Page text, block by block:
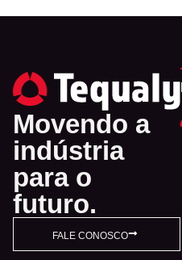
Movendo a
indústria
para o
futuro.
FALE CONOSCO